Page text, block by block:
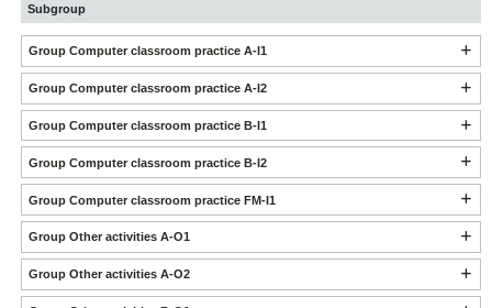
Subgroup
Group Computer classroom practice A-I1
Group Computer classroom practice A-I2
Group Computer classroom practice B-I1
Group Computer classroom practice B-I2
Group Computer classroom practice FM-I1
Group Other activities A-O1
Group Other activities A-O2